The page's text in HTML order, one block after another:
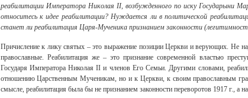
реабилитации Императора Николая II, возбужденного по иску Государыни
относитесь к идее реабилитации? Нуждается ли в политической
станет ли реабилитация Царя-Мученика признанием законности
Причисление к лику святых – это выражение позиции Церкви и верующих. Не
православные. Реабилитация же – это признание современной властью
Государя Императора Николая II и членов Его Семьи. Другими словами,
отношению Царственным Мученикам, но и к Церкви, к своим православным
смысле, реабилитация была бы не признанием законности переворотов 1917 г., а